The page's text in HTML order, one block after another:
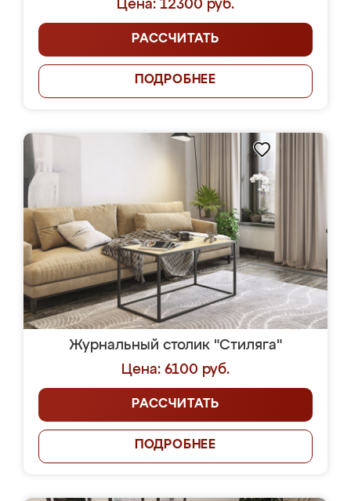
Цена: 12300 руб.
РАССЧИТАТЬ
ПОДРОБНЕЕ
Журнальный столик "Стиляга"
Цена: 6100 руб.
РАССЧИТАТЬ
ПОДРОБНЕЕ